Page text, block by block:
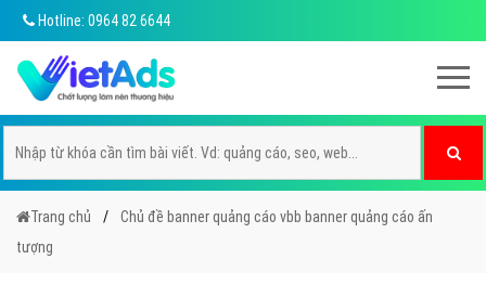
Hotline: 0964 82 6644
Trang chủ
Chủ đề banner quảng cáo vbb banner quảng cáo ấn
tượng